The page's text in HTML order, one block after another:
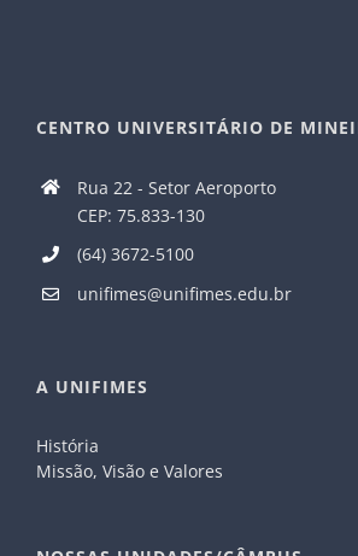
CENTRO UNIVERSITÁRIO DE
Rua 22 - Setor Aeroporto
CEP: 75.833-130
(64) 3672-5100
unifimes@unifimes.edu.br
A UNIFIMES
História
Missão, Visão e Valores